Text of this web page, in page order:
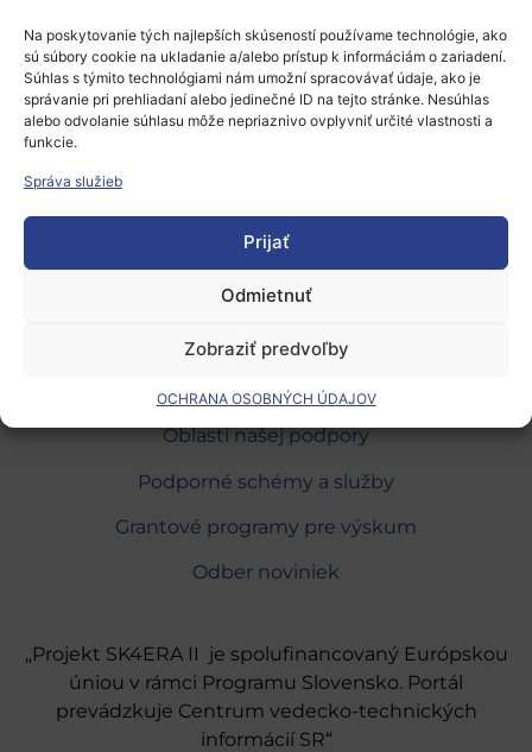
Na poskytovanie tých najlepších skúseností používame technológie, ako
sú súbory cookie na ukladanie a/alebo prístup k informáciám o zariadení.
Súhlas s týmito technológiami nám umožní spracovávať údaje, ako je
správanie pri prehliadaní alebo jedinečné ID na tejto stránke. Nesúhlas
alebo odvolanie súhlasu môže nepriaznivo ovplyvniť určité vlastnosti a
funkcie.
Správa služieb
Prijať
Odmietnuť
Zobraziť predvoľby
OCHRANA OSOBNÝCH ÚDAJOV
Tohtoročné témy sú:
Energy-Aware Systems and Technologies
Sustainable Computing and Communications
Smart Cities
Európsky výskumný priestor
Oblasti našej podpory
Podporné schémy a služby
Grantové programy pre výskum
Odber noviniek
„Projekt SK4ERA II je spolufinancovaný Európskou
úniou v rámci Programu Slovensko. Portál
prevádzkuje Centrum vedecko-technických
informácií SR“